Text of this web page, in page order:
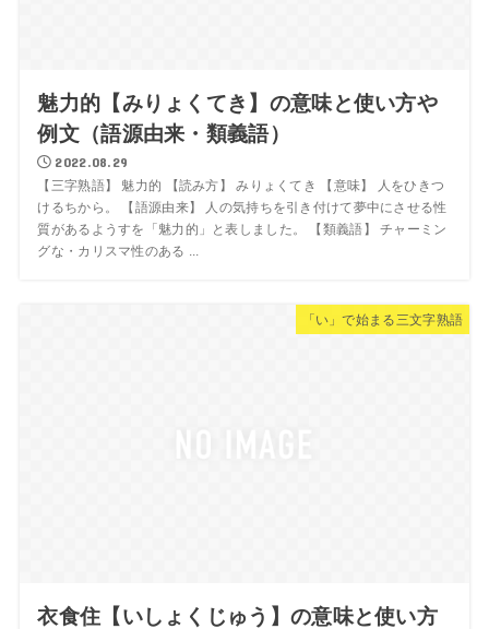
魅力的【みりょくてき】の意味と使い方や
例文（語源由来・類義語）
2022.08.29
【三字熟語】 魅力的 【読み方】 みりょくてき 【意味】 人をひきつ
けるちから。 【語源由来】 人の気持ちを引き付けて夢中にさせる性
質があるようすを「魅力的」と表しました。 【類義語】 チャーミン
グな・カリスマ性のある ...
「い」で始まる三文字熟語
衣食住【いしょくじゅう】の意味と使い方